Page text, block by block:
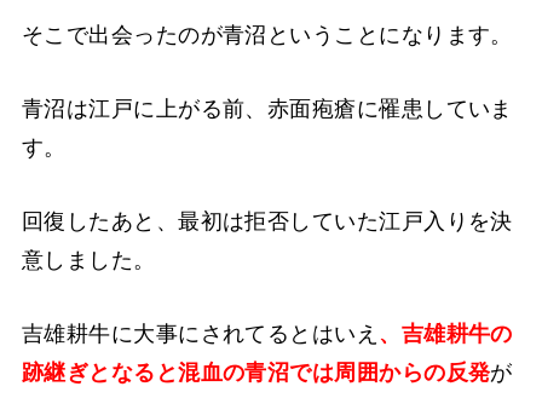
そこで出会ったのが青沼ということになります。
青沼は江戸に上がる前、赤面疱瘡に罹患していま
す。
回復したあと、最初は拒否していた江戸入りを決
意しました。
吉雄耕牛に大事にされてるとはいえ 、吉雄耕牛の
跡継ぎとなると混血の青沼では周囲からの反発が